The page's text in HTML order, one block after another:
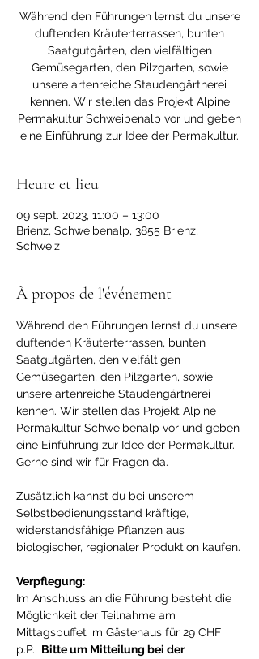
Während den Führungen lernst du unsere
duftenden Kräuterterrassen, bunten
Saatgutgärten, den vielfältigen
Gemüsegarten, den Pilzgarten, sowie
unsere artenreiche Staudengärtnerei
kennen. Wir stellen das Projekt Alpine
Permakultur Schweibenalp vor und geben
eine Einführung zur Idee der Permakultur.
Heure et lieu
09 sept. 2023, 11:00 – 13:00
Brienz, Schweibenalp, 3855 Brienz,
Schweiz
À propos de l'événement
Während den Führungen lernst du unsere
duftenden Kräuterterrassen, bunten
Saatgutgärten, den vielfältigen
Gemüsegarten, den Pilzgarten, sowie
unsere artenreiche Staudengärtnerei
kennen. Wir stellen das Projekt Alpine
Permakultur Schweibenalp vor und geben
eine Einführung zur Idee der Permakultur.
Gerne sind wir für Fragen da.
Zusätzlich kannst du bei unserem
Selbstbedienungsstand kräftige,
widerstandsfähige Pflanzen aus
biologischer, regionaler Produktion kaufen.
Verpflegung:
Im Anschluss an die Führung besteht die
Möglichkeit der Teilnahme am
Mittagsbuffet im Gästehaus für 29 CHF
p.P. Bitte um Mitteilung bei der